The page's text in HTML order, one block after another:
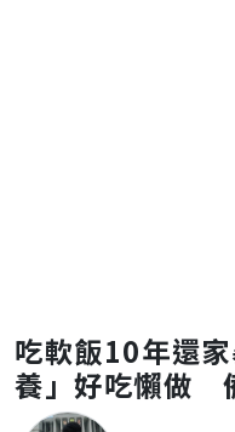
吃軟飯10年還
養」好吃懶做